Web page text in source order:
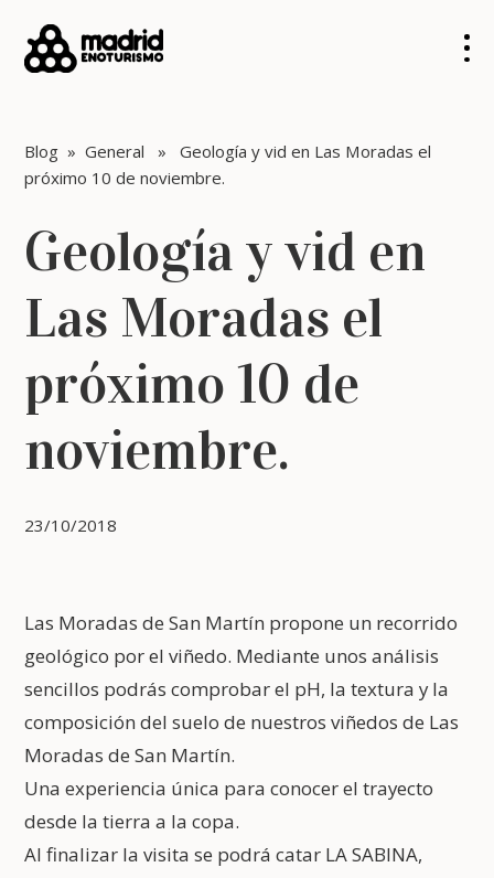
Blog »General » Geología y vid en Las Moradas el
próximo 10 de noviembre.
Geología y vid en
Las Moradas el
próximo 10 de
noviembre.
23/10/2018
Las Moradas de San Martín propone un recorrido
geológico por el viñedo. Mediante unos análisis
sencillos podrás comprobar el pH, la textura y la
composición del suelo de nuestros viñedos de Las
Moradas de San Martín.
Una experiencia única para conocer el trayecto
desde la tierra a la copa.
Al finalizar la visita se podrá catar LA SABINA,